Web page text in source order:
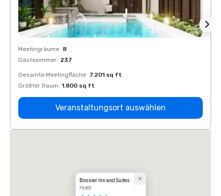
Meetingräume: 8
Gästezimmer: 237
Gesamte Meetingfläche: 7.201 sq ft
Größter Raum: 1.800 sq ft
Veranstaltungsort auswählen
Bossier Inn and Suites
Hotel